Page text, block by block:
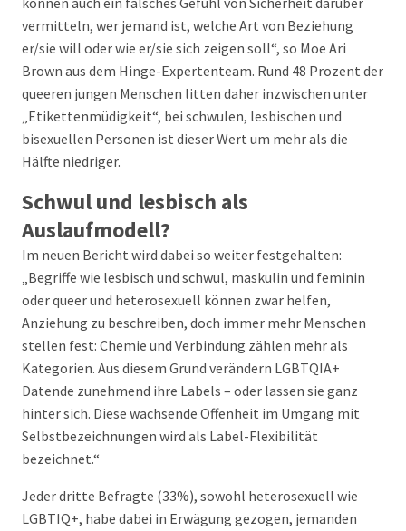
vermitteln, wer jemand ist, welche Art von Beziehung
er/sie will oder wie er/sie sich zeigen soll“, so Moe Ari
Brown aus dem Hinge-Expertenteam. Rund 48 Prozent der
queeren jungen Menschen litten daher inzwischen unter
„Etikettenmüdigkeit“, bei schwulen, lesbischen und
bisexuellen Personen ist dieser Wert um mehr als die
Hälfte niedriger.
Schwul und lesbisch als
Auslaufmodell?
Im neuen Bericht wird dabei so weiter festgehalten:
„Begriffe wie lesbisch und schwul, maskulin und feminin
oder queer und heterosexuell können zwar helfen,
Anziehung zu beschreiben, doch immer mehr Menschen
stellen fest: Chemie und Verbindung zählen mehr als
Kategorien. Aus diesem Grund verändern LGBTQIA+
Datende zunehmend ihre Labels – oder lassen sie ganz
hinter sich. Diese wachsende Offenheit im Umgang mit
Selbstbezeichnungen wird als Label-Flexibilität
bezeichnet.“
Jeder dritte Befragte (33%), sowohl heterosexuell wie
LGBTIQ+, habe dabei in Erwägung gezogen, jemanden